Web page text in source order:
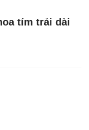
tím trải dài